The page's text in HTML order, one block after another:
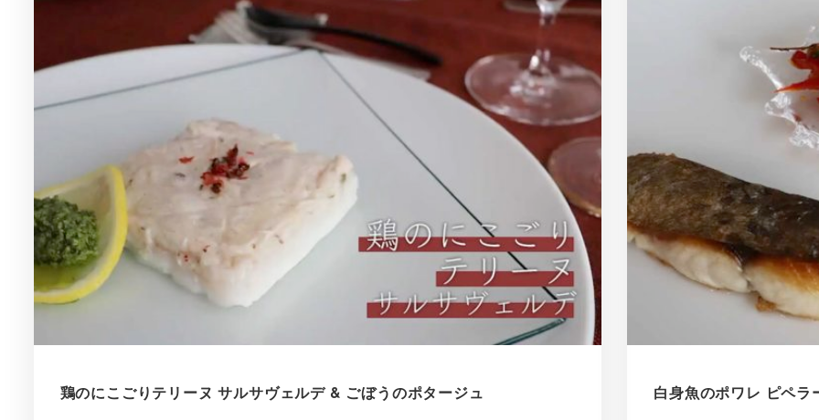
鶏のにこごりテリーヌ サルサヴェルデ & ごぼうのポタージュ 白身魚のポワレ ピペラ